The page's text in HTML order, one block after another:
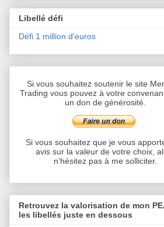
Libellé défi
Défi 1 million d'euros
Si vous souhaitez soutenir le site
Trading vous pouvez à votre
un don de générosité.
Si vous souhaitez que je vous
avis sur la valeur de votre choix,
n’hésitez pas à me solliciter.
Retrouvez la valorisation de mon
les libellés juste en dessous